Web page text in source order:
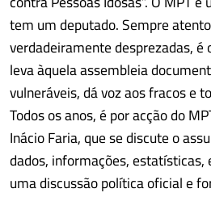
tem um deputado. Sempre
verdadeiramente desprezadas,
leva àquela assembleia
vulneráveis, dá voz aos fracos e
Todos os anos, é por acção do
Inácio Faria, que se discute o
dados, informações, estatísticas,
uma discussão política oficial e